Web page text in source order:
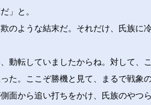
」と。
のような結末だ。それだけ、氏族に
動転していましたからね。対して、
た。ここぞ勝機と見て、まるで戦象
面から追い打ちをかけ、氏族のやつ